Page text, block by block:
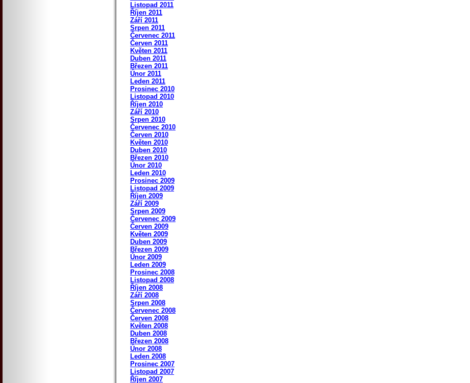
Listopad 2011
Říjen 2011
Září 2011
Srpen 2011
Červenec 2011
Červen 2011
Květen 2011
Duben 2011
Březen 2011
Únor 2011
Leden 2011
Prosinec 2010
Listopad 2010
Říjen 2010
Září 2010
Srpen 2010
Červenec 2010
Červen 2010
Květen 2010
Duben 2010
Březen 2010
Únor 2010
Leden 2010
Prosinec 2009
Listopad 2009
Říjen 2009
Září 2009
Srpen 2009
Červenec 2009
Červen 2009
Květen 2009
Duben 2009
Březen 2009
Únor 2009
Leden 2009
Prosinec 2008
Listopad 2008
Říjen 2008
Září 2008
Srpen 2008
Červenec 2008
Červen 2008
Květen 2008
Duben 2008
Březen 2008
Únor 2008
Leden 2008
Prosinec 2007
Listopad 2007
Říjen 2007